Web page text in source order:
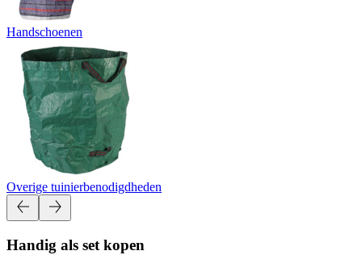
Handschoenen
Overige tuinierbenodigdheden
Handig als set kopen